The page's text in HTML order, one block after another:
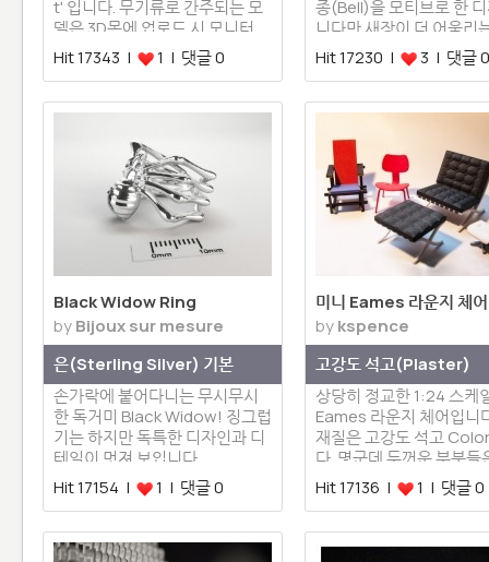
t' 입니다. 무기류로 간주되는 모
델은 3D몬에 업로드 시 모니터…
Hit 17343 |
1 | 댓글 0
종(Bell)을 모티브로 한
니다만 새장이 더 어울리
니다.…
Hit 17230 | 3 | 댓글 0
Black Widow Ring
byBijoux sur mesure
은(Sterling Silver) 기본
손가락에 붙어다니는 무시무시
한 독거미 Black Widow! 징그럽
기는 하지만 독특한 디자인과 디
테일이 멋져 보입니다.
Hit 17154 |
1 | 댓글 0
미니 Eames 라운지 체어
bykspence
고강도 석고(Plaster)
상당히 정교한 1:24 스케
Eames 라운지 체어입니
재질은 고강도 석고
다. 몇군데 두꺼운 부분들
도 …
Hit 17136 | 1 | 댓글 0